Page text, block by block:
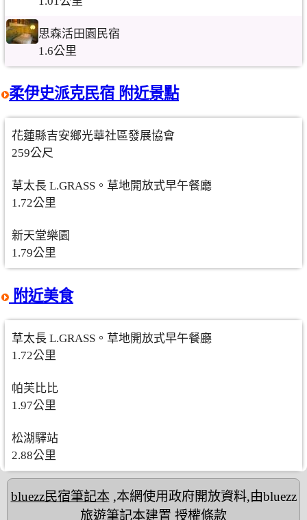
思森活田園民宿
1.6公里
柔伊史派克民宿 附近景點
花蓮縣吉安鄉光華社區發展協會
259公尺
草太長 L.GRASS。草地開放式早午餐廳
1.72公里
新天堂樂園
1.79公里
附近美食
草太長 L.GRASS。草地開放式早午餐廳
1.72公里
帕芙比比
1.97公里
松湖驛站
2.88公里
bluezz民宿筆記本,本網使用政府開放資料,由bluezz
旅遊筆記本建置 授權條款